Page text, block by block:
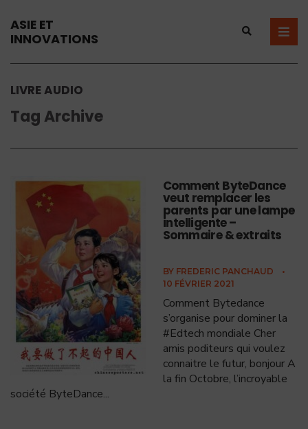
ASIE ET
INNOVATIONS
LIVRE AUDIO
Tag Archive
Comment ByteDance
veut remplacer les
parents par une lampe
intelligente –
Sommaire & extraits
BY FREDERIC PANCHAUD
•
10 FÉVRIER 2021
Comment Bytedance
s’organise pour dominer la
#Edtech mondiale Cher
amis poditeurs qui voulez
connaitre le futur, bonjour A
la fin Octobre, l’incroyable
société ByteDance...